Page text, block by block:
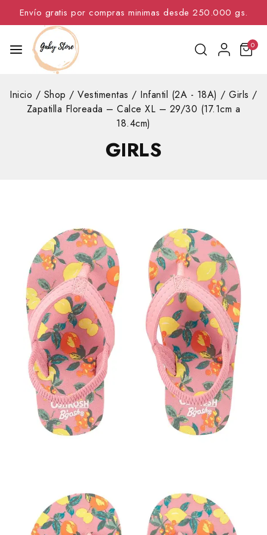
Envío gratis por compras minimas desde 250.000 gs.
0
Inicio / Shop / Vestimentas / Infantil (2A - 18A) / Girls /
Zapatilla Floreada – Calce XL – 29/30 (17.1cm a
18.4cm)
GIRLS